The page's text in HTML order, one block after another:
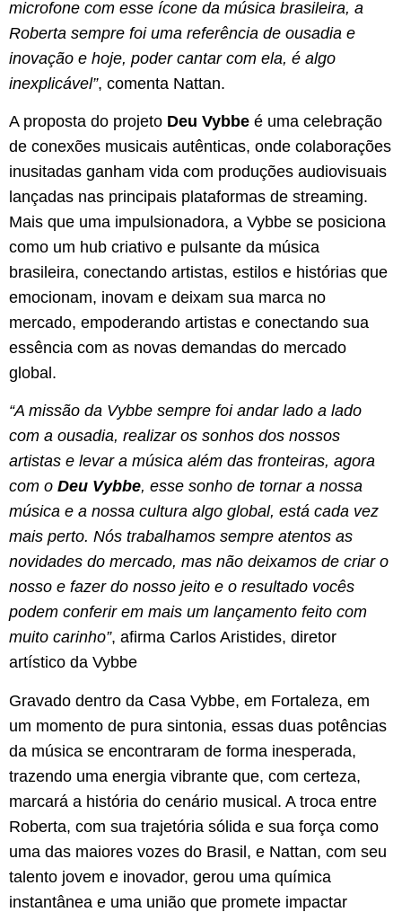
microfone com esse ícone da música brasileira, a
Roberta sempre foi uma referência de ousadia e
inovação e hoje, poder cantar com ela, é algo
inexplicável”, comenta Nattan.
A proposta do projeto Deu Vybbe é uma celebração
de conexões musicais autênticas, onde colaborações
inusitadas ganham vida com produções audiovisuais
lançadas nas principais plataformas de streaming.
Mais que uma impulsionadora, a Vybbe se posiciona
como um hub criativo e pulsante da música
brasileira, conectando artistas, estilos e histórias que
emocionam, inovam e deixam sua marca no
mercado, empoderando artistas e conectando sua
essência com as novas demandas do mercado
global.
“A missão da Vybbe sempre foi andar lado a lado
com a ousadia, realizar os sonhos dos nossos
artistas e levar a música além das fronteiras, agora
com o Deu Vybbe, esse sonho de tornar a nossa
música e a nossa cultura algo global, está cada vez
mais perto. Nós trabalhamos sempre atentos as
novidades do mercado, mas não deixamos de criar o
nosso e fazer do nosso jeito e o resultado vocês
podem conferir em mais um lançamento feito com
muito carinho”, afirma Carlos Aristides, diretor
artístico da Vybbe
Gravado dentro da Casa Vybbe, em Fortaleza, em
um momento de pura sintonia, essas duas potências
da música se encontraram de forma inesperada,
trazendo uma energia vibrante que, com certeza,
marcará a história do cenário musical. A troca entre
Roberta, com sua trajetória sólida e sua força como
uma das maiores vozes do Brasil, e Nattan, com seu
talento jovem e inovador, gerou uma química
instantânea e uma união que promete impactar